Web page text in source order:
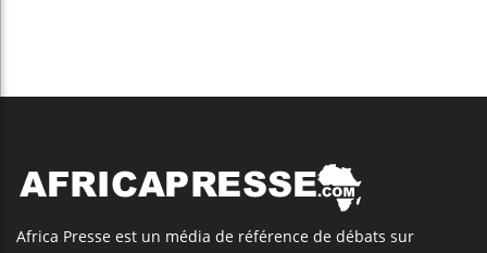
Africa Presse est un média de référence de débats sur